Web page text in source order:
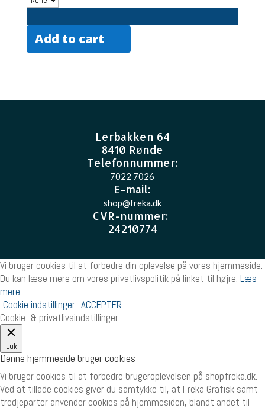
Add to cart
Lerbakken 64
8410 Rønde
Telefonnummer:
7022 7026
E-mail:
shop@freka.dk
CVR-nummer:
24210774
Vi bruger cookies til at forbedre din oplevelse på vores hjemmeside.
Du kan læse mere om vores privatlivspolitik på linket til højre. Læs
mere
Cookie indstillinger ACCEPTER
Cookie- & privatlivsindstillinger
Luk
Denne hjemmeside bruger cookies
Vi bruger cookies til at forbedre brugeroplevelsen på shopfreka.dk.
Ved at tillade cookies giver du samtykke til, at Freka Grafisk samt
tredjeparter anvender cookies på hjemmesiden, blandt andet til